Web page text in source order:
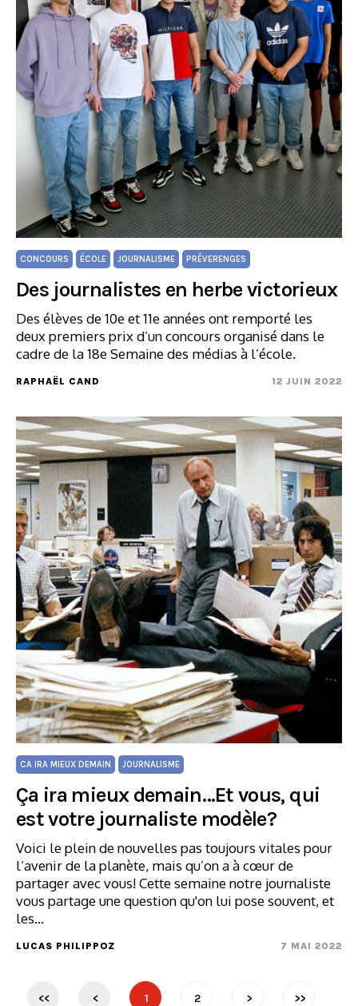
CONCOURS ÉCOLE JOURNALISME PRÉVERENGES
Des journalistes en herbe victorieux
Des élèves de 10e et 11e années ont remporté les
deux premiers prix d’un concours organisé dans le
cadre de la 18e Semaine des médias à l’école.
RAPHAËL CAND 12 JUIN 2022
CA IRA MIEUX DEMAIN JOURNALISME
Ça ira mieux demain…Et vous, qui
est votre journaliste modèle?
Voici le plein de nouvelles pas toujours vitales pour
l’avenir de la planète, mais qu’on a à cœur de
partager avec vous! Cette semaine notre journaliste
vous partage une question qu'on lui pose souvent, et
les…
LUCAS PHILIPPOZ 7 MAI 2022
<< < 1 2 > >>